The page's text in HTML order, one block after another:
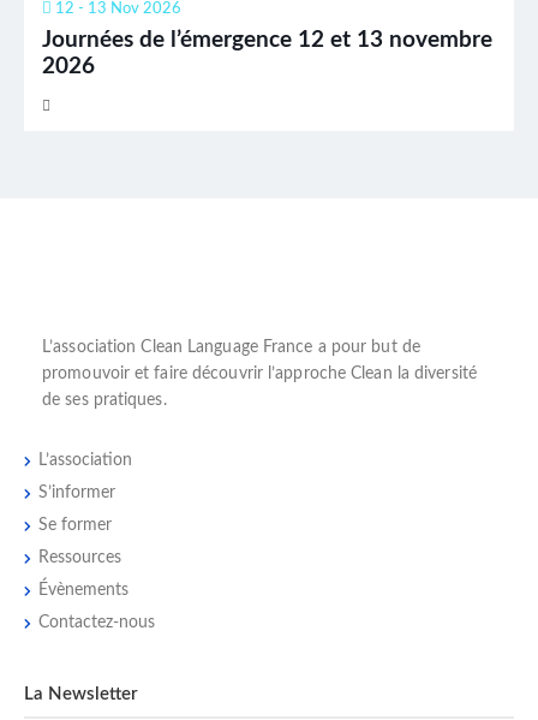
12 - 13 Nov 2026
Journées de l’émergence 12 et 13 novembre
2026
L’association Clean Language France a pour but de
promouvoir et faire découvrir l’approche Clean la diversité
de ses pratiques.
L’association
S’informer
Se former
Ressources
Évènements
Contactez-nous
La Newsletter